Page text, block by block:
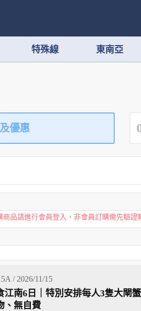
特殊線 東南亞
優惠
商品請進行會員登入，非會員訂購需先驗證
/ 2026/11/15
江南6日｜特別安排每人3隻大閘
、無自費